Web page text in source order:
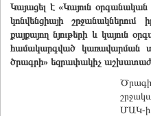
Կայացել է «Կայուն
կոնվենցիայի
քայքայող նյութերի և կայուն
համակարգված կառավարման
ծրագրի» եզրափակիչ
ՄԱԿ-ի